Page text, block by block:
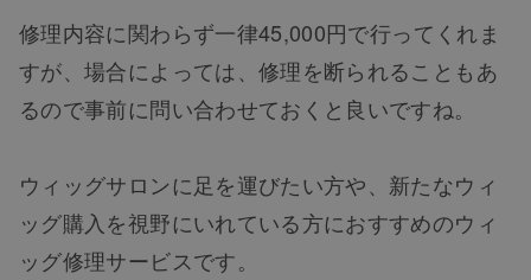
修理内容に関わらず一律45,000円で行ってくれま
すが、場合によっては、修理を断られることもあ
るので事前に問い合わせておくと良いですね。
ウィッグサロンに足を運びたい方や、新たなウィ
ッグ購入を視野にいれている方におすすめのウィ
ッグ修理サービスです。